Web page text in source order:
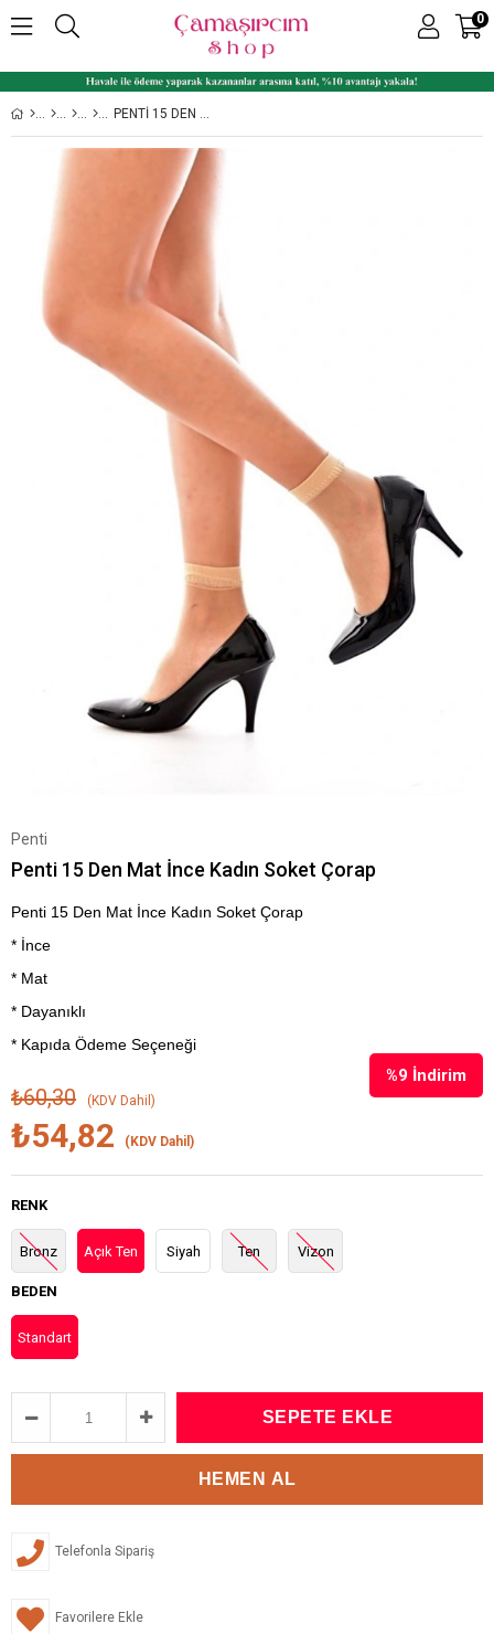
0
PENTI 15 DEN MAT İNCE KADIN SOKET ÇORAP
Penti
Penti 15 Den Mat İnce Kadın Soket Çorap
Penti 15 Den Mat İnce Kadın Soket Çorap
* İnce
* Mat
* Dayanıklı
* Kapıda Ödeme Seçeneği
%9 İndirim
₺60,30 (KDV Dahil)
₺54,82 (KDV Dahil)
RENK
Bronz Açık Ten Siyah Ten Vizon
BEDEN
Standart
Telefonla Sipariş
Favorilere Ekle